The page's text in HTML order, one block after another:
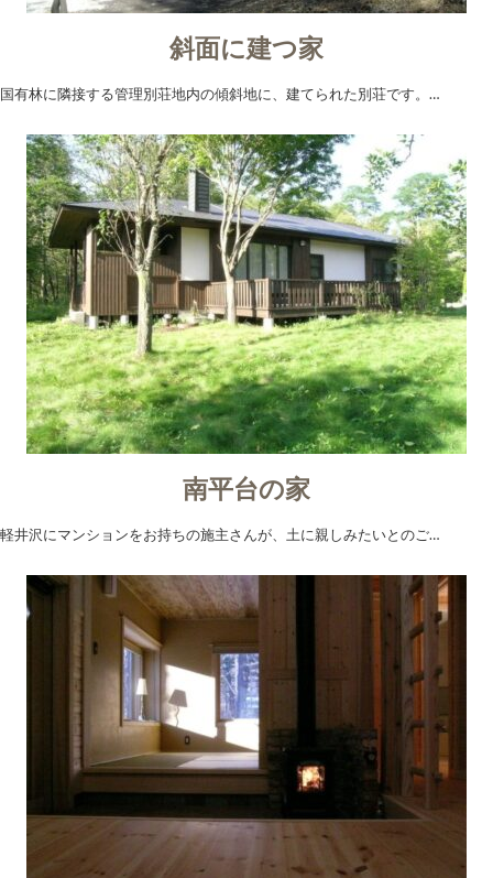
斜面に建つ家
国有林に隣接する管理別荘地内の傾斜地に、建てられた別荘です。…
南平台の家
軽井沢にマンションをお持ちの施主さんが、土に親しみたいとのご…